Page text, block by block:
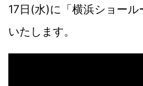
17日(水)に「横浜ショー
いたします。